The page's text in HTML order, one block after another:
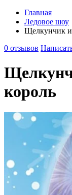
Главная
Ледовое шоу
Щелкунчик
0 отзывов
король